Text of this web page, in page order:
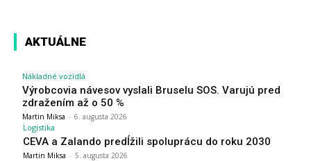
AKTUÁLNE
Nákladné vozidlá
Výrobcovia návesov vyslali Bruselu SOS. Varujú pred
zdražením až o 50 %
Martin Miksa - 6. augusta 2026
Logistika
CEVA a Zalando predĺžili spoluprácu do roku 2030
Martin Miksa - 5. augusta 2026